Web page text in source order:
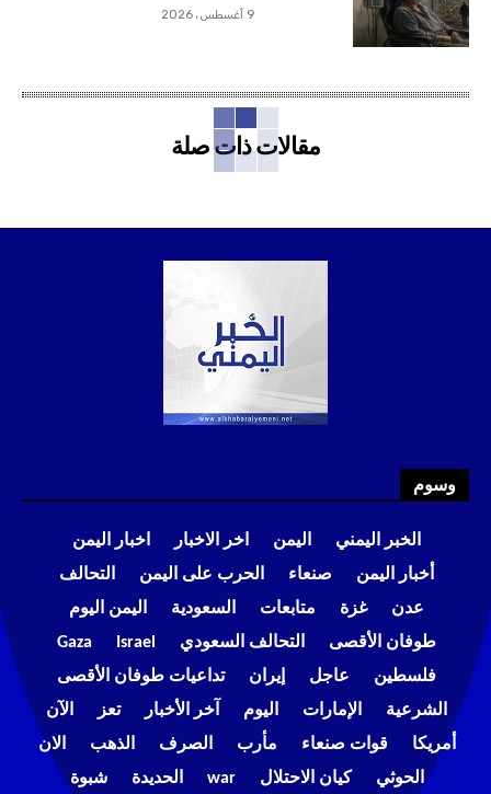
9 أغسطس، 2026
مقالات ذات صلة
وسوم
الخبر اليمني اليمن اخر الاخبار
اخبار اليمن
أخبار اليمن
صنعاء الحرب على اليمن
التحالف
عدن
غزة متابعات السعودية
اليمن اليوم
طوفان الأقصى
التحالف السعودي Israel
Gaza
فلسطين
عاجل إيران
تداعيات طوفان الأقصى
الشرعية
الإمارات اليوم آخر الأخبار تعز
الآن
أمريكا
قوات صنعاء مأرب الصرف الذهب
الان
الحوثي
كيان الاحتلال war الحديدة شبوة